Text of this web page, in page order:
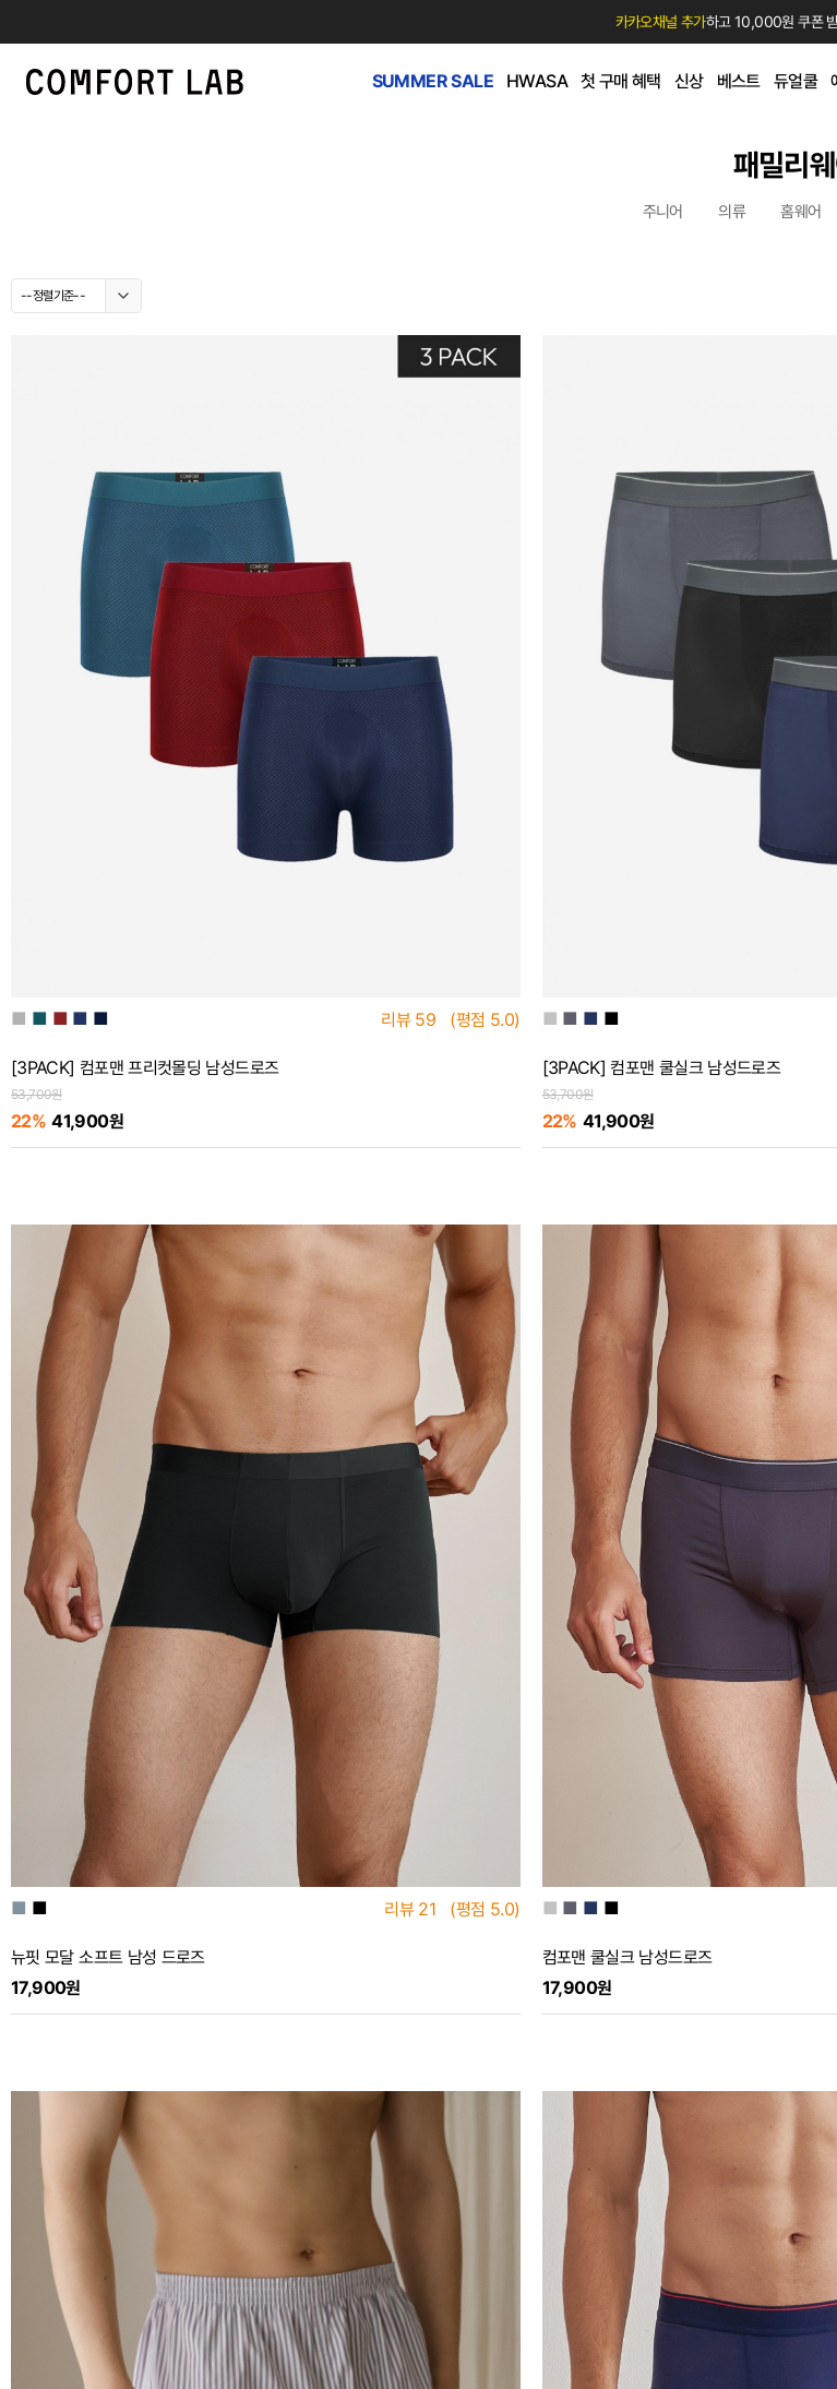
카카오채널 추가하고 10,000원 쿠폰
SUMMER SALE HWASA 첫 구매 혜택 신상 베스트 듀얼쿨
패밀리
주니어 의류 홈웨어
--정렬기준--
■ ■ ■ ■ ■ 리뷰 59 (평점 5.0)
[3PACK] 컴포맨 프리컷몰딩 남성드로즈
53,700원
22% 41,900원
■ ■ ■ ■
[3PACK] 컴포맨 쿨실크 남성드로즈
53,700원
22% 41,900원
■ ■ 리뷰 21 (평점 5.0)
뉴핏 모달 소프트 남성 드로즈
17,900원
■ ■ ■ ■
컴포맨 쿨실크 남성드로즈
17,900원